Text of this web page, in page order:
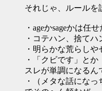
それじゃ、ルールを
・ageかsageかは任せ
・コテハン、捨てハ
・明らかな荒らしや
・「クビです」と
スレが単調になるん
・（メタな話にな